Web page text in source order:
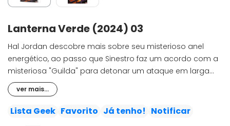
Lanterna Verde (2024) 03
Hal Jordan descobre mais sobre seu misterioso anel
energético, ao passo que Sinestro faz um acordo com a
misteriosa "Guilda" para detonar um ataque em larga
escala contra a empresa de Carol Ferris - o que levou o
Lanterna Verde a se dar conta de que seu maior inimigo
está de volta à Terra e empenhado em fazer o mal! E
ver mais...
Lista Geek Favorito Já tenho! Notificar